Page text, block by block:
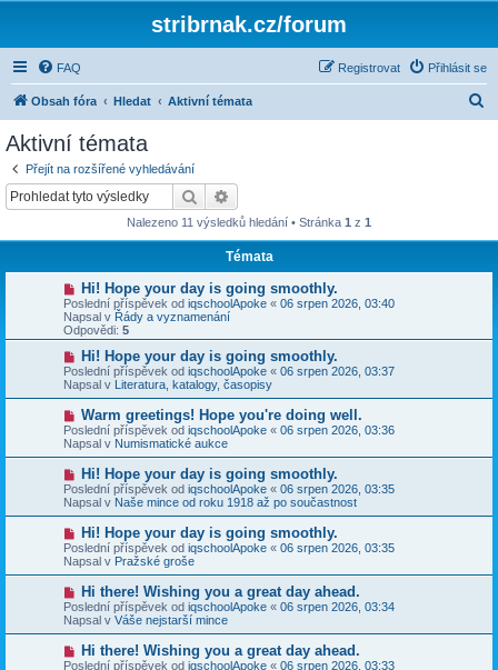
stribrnak.cz/forum
FAQ Přihlásit se
Registrovat
Obsah fóra Hledat Aktivní témata
Aktivní témata
Přejít na rozšířené vyhledávání
Hledat
Nalezeno 11 výsledků hledání • Stránka 1 z 1
Témata
N
o
v
ý
p
s
p
v
e
k
Hi! Hope your day is going smoothly.
Poslední příspěvek od iqschoolApoke « 06 srpen 2026, 03:40
Napsal v Řády a vyznamenání
Odpovědi: 5
N
o
v
ý
p
í
s
p
v
e
k
Hi! Hope your day is going smoothly.
Poslední příspěvek od iqschoolApoke « 06 srpen 2026, 03:37
Napsal v Literatura, katalogy, časopisy
N
o
v
ý
p
í
s
p
v
e
k
Warm greetings! Hope you're doing well.
Poslední příspěvek od iqschoolApoke « 06 srpen 2026, 03:36
Napsal v Numismatické aukce
N
o
v
ý
p
í
s
p
v
e
k
Hi! Hope your day is going smoothly.
Poslední příspěvek od iqschoolApoke « 06 srpen 2026, 03:35
Napsal v Naše mince od roku 1918 až po součastnost
N
o
v
ý
p
í
s
p
v
Hi! Hope your day is going smoothly.
Poslední příspěvek od iqschoolApoke « 06 srpen 2026, 03:35
Napsal v Pražské groše
N
o
v
ý
p
Hi there! Wishing you a great day ahead.
Poslední příspěvek od iqschoolApoke « 06 srpen 2026, 03:34
Napsal v Váše nejstarší mince
N
o
Hi there! Wishing you a great day ahead.
Poslední příspěvek od iqschoolApoke « 06 srpen 2026, 03:33